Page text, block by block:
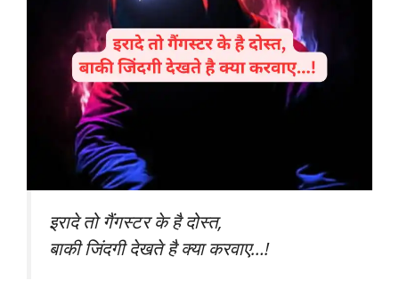
इरादे तो गैंगस्टर के है दोस्त,
बाकी जिंदगी देखते है क्या करवाए…!